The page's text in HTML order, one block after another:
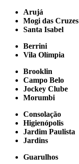
Arujá
Mogi das Cruzes
Santa Isabel
Berrini
Vila Olímpia
Brooklin
Campo Belo
Jockey Clube
Morumbi
Consolação
Higienópolis
Jardim Paulista
Jardins
Guarulhos